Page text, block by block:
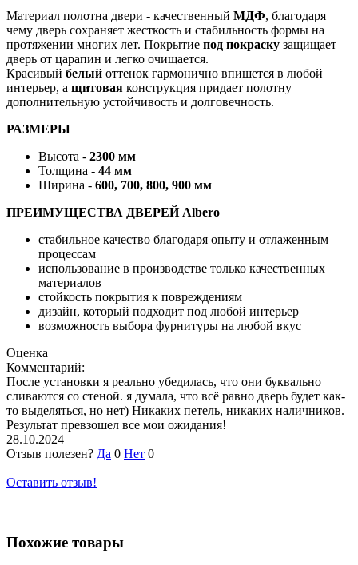
Материал полотна двери - качественный МДФ, благодаря
чему дверь сохраняет жесткость и стабильность формы на
протяжении многих лет. Покрытие под покраску защищает
дверь от царапин и легко очищается.
Красивый белый оттенок гармонично впишется в любой
интерьер, а щитовая конструкция придает полотну
дополнительную устойчивость и долговечность.
РАЗМЕРЫ
Высота - 2300 мм
Толщина - 44 мм
Ширина - 600, 700, 800, 900 мм
ПРЕИМУЩЕСТВА ДВЕРЕЙ Albero
стабильное качество благодаря опыту и отлаженным
процессам
использование в производстве только качественных
материалов
стойкость покрытия к повреждениям
дизайн, который подходит под любой интерьер
возможность выбора фурнитуры на любой вкус
Оценка
Комментарий:
После установки я реально убедилась, что они буквально
сливаются со стеной. я думала, что всё равно дверь будет как-
то выделяться, но нет) Никаких петель, никаких наличников.
Результат превзошел все мои ожидания!
28.10.2024
Отзыв полезен? Да 0 Нет 0
Оставить отзыв!
Похожие товары